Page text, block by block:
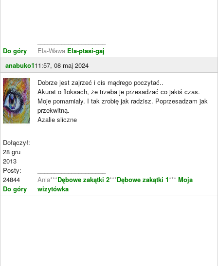
Do góry
Ela-Wawa Ela-ptasi-gaj
anabuko111:57, 08 maj 2024
Dołączył:
28 gru
2013
Posty:
24844
Do góry
Dobrze jest zajrzeć i cis mądrego poczytać..
Akurat o floksach, że trzeba je przesadzać co jakiś czas.
Moje pomarnialy. I tak zrobię jak radzisz. Poprzesadzam jak
przekwitną.
Azalie sliczne
Ania***Dębowe zakątki 2***Dębowe zakątki 1*** Moja
wizytówka